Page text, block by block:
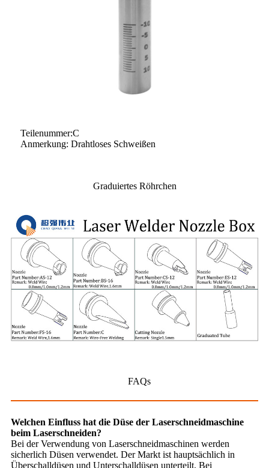
Teilenummer:C
Anmerkung: Drahtloses Schweißen
Graduiertes Röhrchen
FAQs
Welchen Einfluss hat die Düse der Laserschneidmaschine
beim Laserschneiden?
Bei der Verwendung von Laserschneidmaschinen werden
sicherlich Düsen verwendet. Der Markt ist hauptsächlich in
Überschalldüsen und Unterschalldüsen unterteilt. Bei